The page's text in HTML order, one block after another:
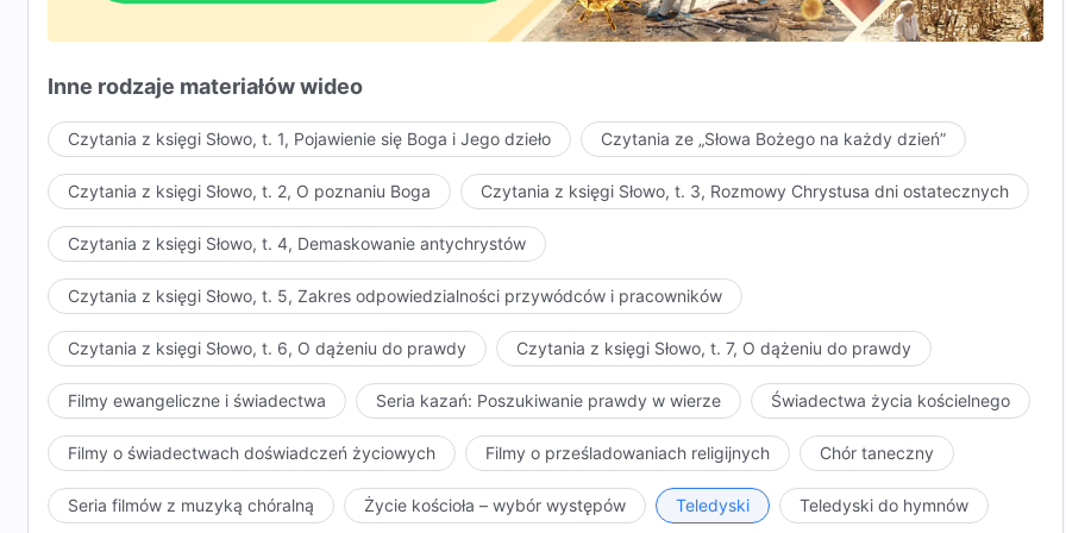
prawdy i wkroczyłeś na ścieżkę podążania za Bogiem i jeśli bez względu na to, jak wielkie cierpienie znosisz,
dostąpisz zbawienia. Jeśli potrafisz nieść świadectwo o Bogu i stać się istotą stworzoną, która spełnia
Inne rodzaje materiałów wideo
Czytania z księgi Słowo, t. 1, Pojawienie się Boga i Jego dzieło Czytania ze „Słowa Bożego na każdy dzień”
Czytania z księgi Słowo, t. 2, O poznaniu Boga Czytania z księgi Słowo, t. 3, Rozmowy Chrystusa dni ostatecznych
Czytania z księgi Słowo, t. 4, Demaskowanie antychrystów
Czytania z księgi Słowo, t. 5, Zakres odpowiedzialności przywódców i pracowników
Czytania z księgi Słowo, t. 6, O dążeniu do prawdy Czytania z księgi Słowo, t. 7, O dążeniu do prawdy
Filmy ewangeliczne i świadectwa Seria kazań: Poszukiwanie prawdy w wierze Świadectwa życia kościelnego
Filmy o świadectwach doświadczeń życiowych Filmy o prześladowaniach religijnych Chór taneczny
Seria filmów z muzyką chóralną Życie kościoła – wybór występów Teledyski Teledyski do hymnów